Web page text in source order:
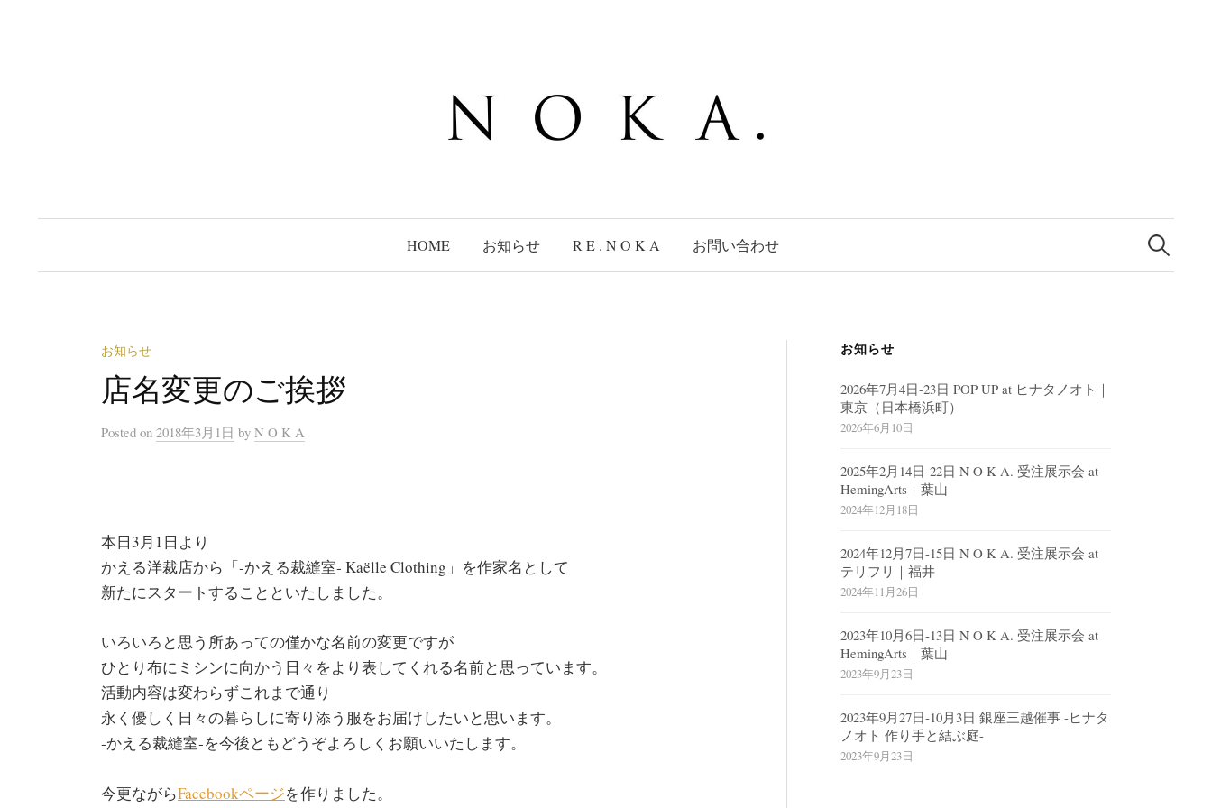
ッ
HOME お知らせ R E . N O K A お問い合わせ
検
索:
お知らせ
店名変更のご挨拶
Posted on 2018年3月1日 by N O K A
本日3月1日より
かえる洋裁店から「‐かえる裁縫室‐ Kaëlle Clothing」を作家名として
新たにスタートすることといたしました。
いろいろと思う所あっての僅かな名前の変更ですが
ひとり布にミシンに向かう日々をより表してくれる名前と思っています。
活動内容は変わらずこれまで通り
永く優しく日々の暮らしに寄り添う服をお届けしたいと思います。
‐かえる裁縫室‐を今後ともどうぞよろしくお願いいたします。
今更ながらFacebookページを作りました。
お知らせ
2026年7月4日-23日 POP UP at ヒナタノオト｜
東京（日本橋浜町）
2026年6月10日
2025年2月14日-22日 N O K A. 受注展示会 at
HemingArts｜葉山
2024年12月18日
2024年12月7日-15日 N O K A. 受注展示会 at
テリフリ｜福井
2024年11月26日
2023年10月6日-13日 N O K A. 受注展示会 at
HemingArts｜葉山
2023年9月23日
2023年9月27日-10月3日 銀座三越催事 -ヒナタ
ノオト 作り手と結ぶ庭-
2023年9月23日